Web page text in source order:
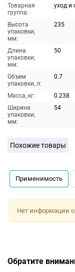
Товарная
группа:
уход и
Высота
упаковки,
мм:
235
Длина
упаковки,
мм:
50
Объем
упаковки, л:
0.7
Масса, кг:
0.238
Ширина
упаковки,
мм:
54
Похожие товары
Применимость
Нет информации
Обратите